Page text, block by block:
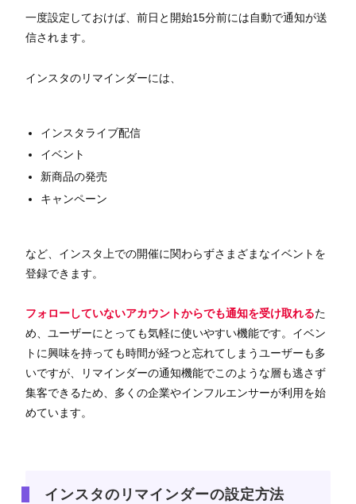
一度設定しておけば、前日と開始15分前には自動で通知が送
信されます。
インスタのリマインダーには、
インスタライブ配信
イベント
新商品の発売
キャンペーン
など、インスタ上での開催に関わらずさまざまなイベントを
登録できます。
フォローしていないアカウントからでも通知を受け取れるた
め、ユーザーにとっても気軽に使いやすい機能です。イベン
トに興味を持っても時間が経つと忘れてしまうユーザーも多
いですが、リマインダーの通知機能でこのような層も逃さず
集客できるため、多くの企業やインフルエンサーが利用を始
めています。
インスタのリマインダーの設定方法